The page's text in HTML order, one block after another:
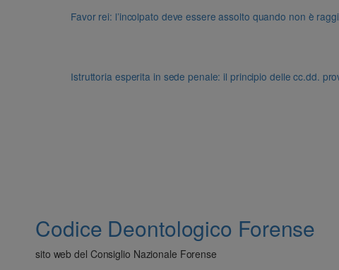
Favor rei: l’incolpato deve essere assolto quando non è
Istruttoria esperita in sede penale: il principio delle cc.dd.
Codice Deontologico Forense
sito web del Consiglio Nazionale Forense